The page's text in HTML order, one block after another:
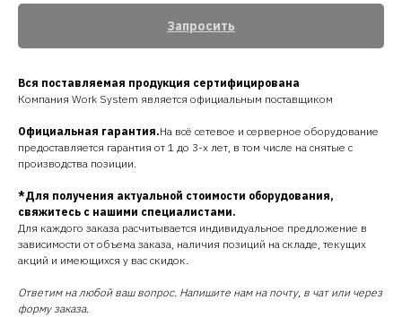
Запросить
Вся поставляемая продукция сертифицирована
Компания Work System является официальным поставщиком
Официальная гарантия.На всё сетевое и серверное оборудование
предоставляется гарантия от 1 до 3-х лет, в том числе на снятые с
производства позиции.
*Для получения актуальной стоимости оборудования,
свяжитесь с нашими специалистами.
Для каждого заказа расчитывается индивидуальное предложение в
зависимости от объема заказа, наличия позиций на складе, текущих
акций и имеющихся у вас скидок.
Ответим на любой ваш вопрос. Напишите нам на почту, в чат или через
форму заказа.